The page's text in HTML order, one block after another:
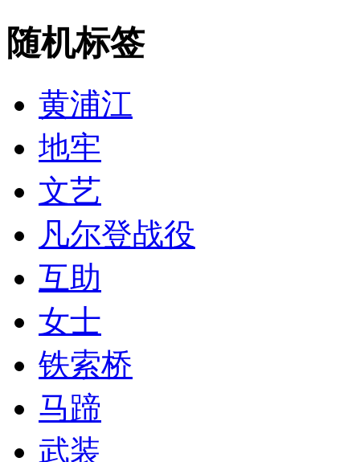
随机标签
黄浦江
地牢
文艺
凡尔登战役
互助
女士
铁索桥
马蹄
武装